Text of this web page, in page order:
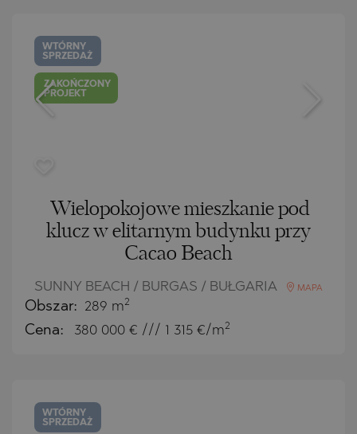
WTÓRNY
SPRZEDAŻ
ZAKOŃCZONY
PROJEKT
Wielopokojowe mieszkanie pod
klucz w elitarnym budynku przy
Cacao Beach
SUNNY BEACH / BURGAS / BUŁGARIA MAPA
Obszar: 289 m2
Cena: 380 000 € /// 1 315 €/m2
WTÓRNY
SPRZEDAŻ